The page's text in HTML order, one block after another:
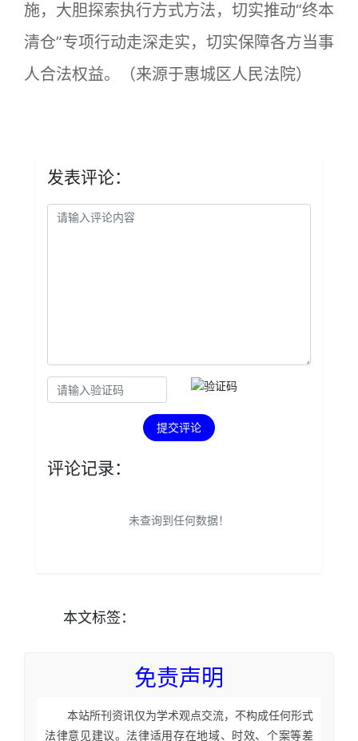
施，大胆探索执行方式方法，切实推动“终本
清仓”专项行动走深走实，切实保障各方当事
人合法权益。（来源于惠城区人民法院）
发表评论：
提交评论
评论记录：
未查询到任何数据！
本文标签：
免责声明
本站所刊资讯仅为学术观点交流，不构成任何形式
法律意见建议。法律适用存在地域、时效、个案等差